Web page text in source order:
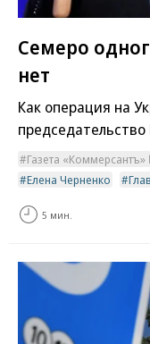
Семеро
нет
Как операция на
Газета
Елена Черненко
5 мин.